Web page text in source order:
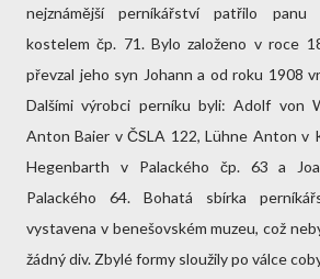
nejznámější perníkářství patřilo panu
kostelem čp. 71. Bylo založeno v roce
převzal jeho syn Johann a od roku 1908
Dalšími výrobci perníku byli: Adolf von
Anton Baier v ČSLA 122, Lühne Anton v
Hegenbarth v Palackého čp. 63 a
Palackého 64. Bohatá sbírka
vystavena v benešovském muzeu, což
žádný div. Zbylé formy sloužily po válce